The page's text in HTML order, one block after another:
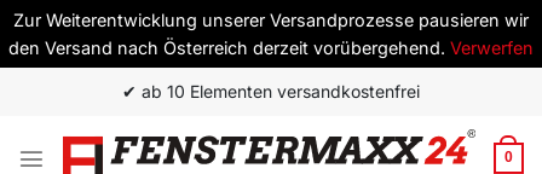
Zur Weiterentwicklung unserer Versandprozesse pausieren wir
den Versand nach Österreich derzeit vorübergehend. Verwerfen
springen
✔ ab 10 Elementen versandkostenfrei
0